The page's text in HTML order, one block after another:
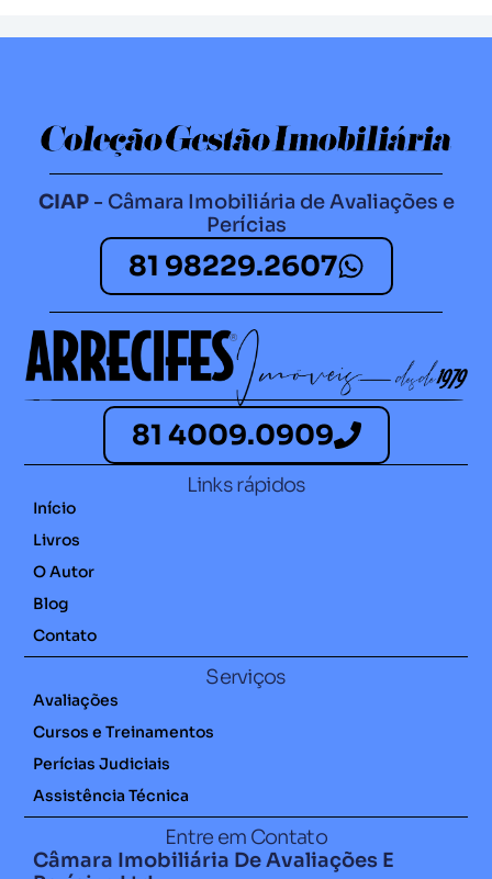
CIAP- Câmara Imobiliária de Avaliações e
Perícias
81 98229.2607​
81 4009.0909
Links rápidos
Início
Livros
O Autor
Blog
Contato
Serviços
Avaliações
Cursos e Treinamentos
Perícias Judiciais
Assistência Técnica
Entre em Contato
Câmara Imobiliária De Avaliações E